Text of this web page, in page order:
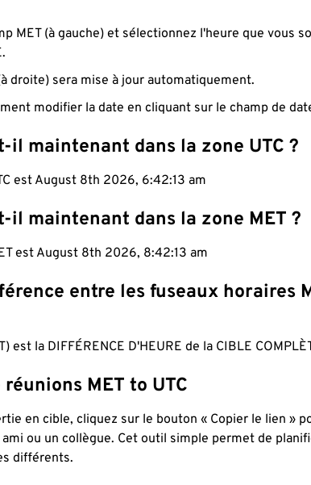
MET (à gauche) et sélectionnez l'heure que vous
droite) sera mise à jour automatiquement.
modifier la date en cliquant sur le champ de
il maintenant dans la zone UTC ?
est August 8th 2026, 6:42:14 am
il maintenant dans la zone MET ?
est August 8th 2026, 8:42:14 am
entre les fuseaux horaires
est la DIFFÉRENCE D'HEURE de la CIBLE
MET to UTC
en cible, cliquez sur le bouton « Copier le lien »
ou un collègue. Cet outil simple permet de
différents.